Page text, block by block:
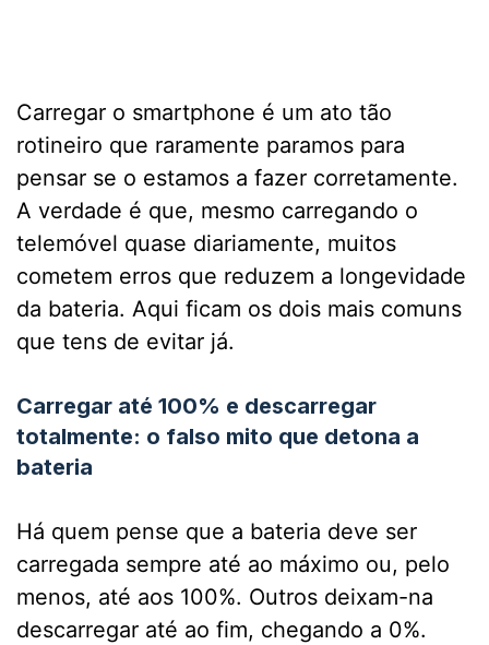
Carregar o smartphone é um ato tão
rotineiro que raramente paramos para
pensar se o estamos a fazer corretamente.
A verdade é que, mesmo carregando o
telemóvel quase diariamente, muitos
cometem erros que reduzem a longevidade
da bateria. Aqui ficam os dois mais comuns
que tens de evitar já.
Carregar até 100% e descarregar
totalmente: o falso mito que detona a
bateria
Há quem pense que a bateria deve ser
carregada sempre até ao máximo ou, pelo
menos, até aos 100%. Outros deixam-na
descarregar até ao fim, chegando a 0%.